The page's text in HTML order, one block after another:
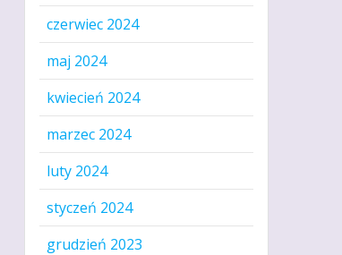
czerwiec 2024
maj 2024
kwiecień 2024
marzec 2024
luty 2024
styczeń 2024
grudzień 2023